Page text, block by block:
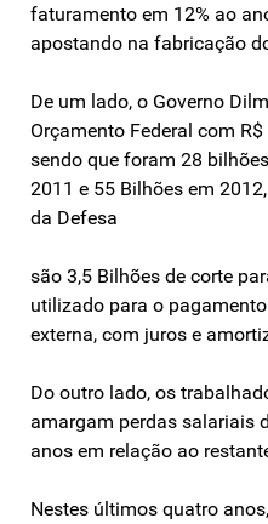
faturamento em 12% ao
apostando na fabricação
De um lado, o Governo
Orçamento Federal com
sendo que foram 28
2011 e 55 Bilhões em
da Defesa
são 3,5 Bilhões de corte
utilizado para o
externa, com juros e
Do outro lado, os
amargam perdas salariais
anos em relação ao
Nestes últimos quatro